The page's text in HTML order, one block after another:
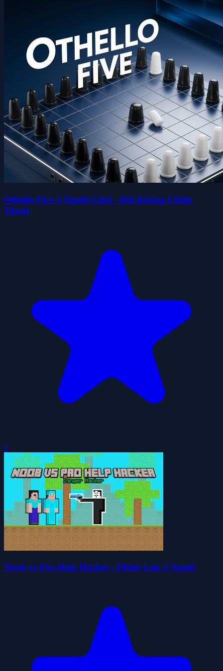
Othello Five 2 Người Chơi - Đối Kháng Chiến
Thuật
0
Noob vs Pro Help Hacker - Phiêu Lưu 2 Người